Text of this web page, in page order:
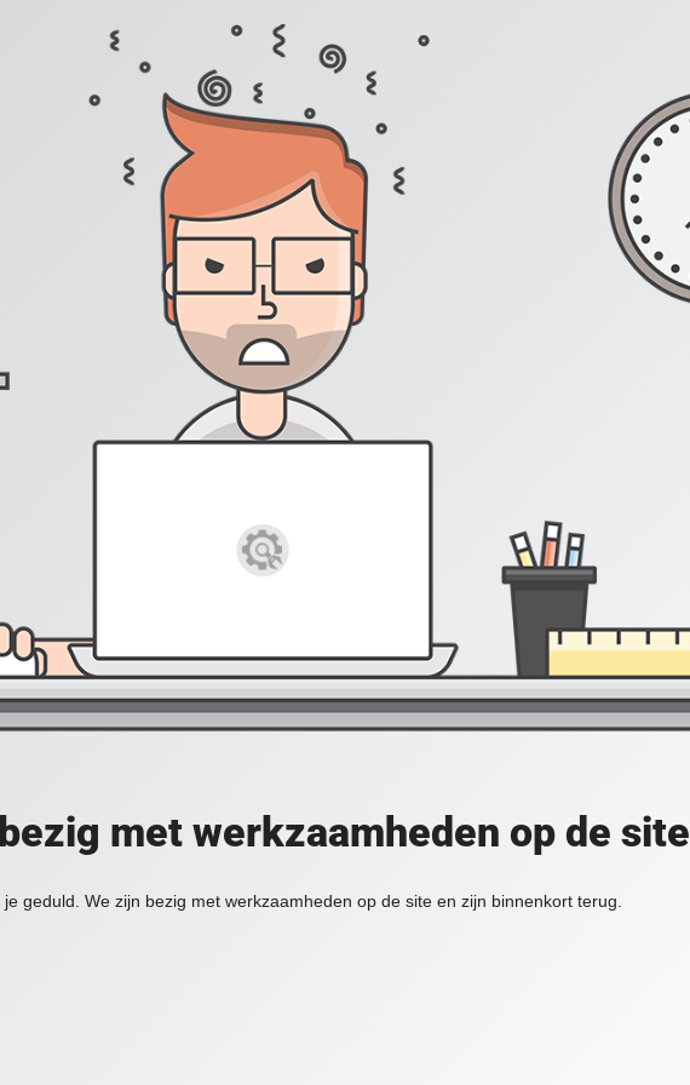
met werkzaamheden op de site
geduld. We zijn bezig met werkzaamheden op de site en zijn binnenkort terug.